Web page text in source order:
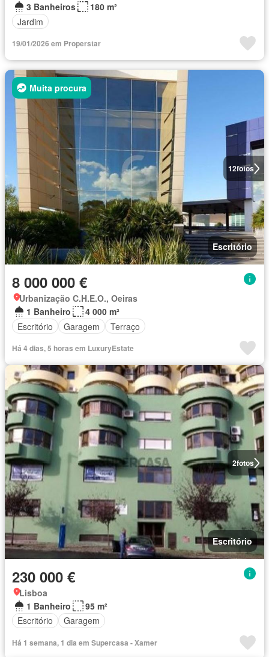
3 Banheiros
180 m²
Jardim
19/01/2026 em Properstar
12fotos
Muita procura
Escritório
8 000 000 €
Urbanização C.H.E.O., Oeiras
1 Banheiro
4 000 m²
Escritório
Garagem Terraço
Há 4 dias, 5 horas em LuxuryEstate
2fotos
Escritório
230 000 €
Lisboa
1 Banheiro
95 m²
Escritório
Garagem
Há 1 semana, 1 dia em Supercasa - Xamer